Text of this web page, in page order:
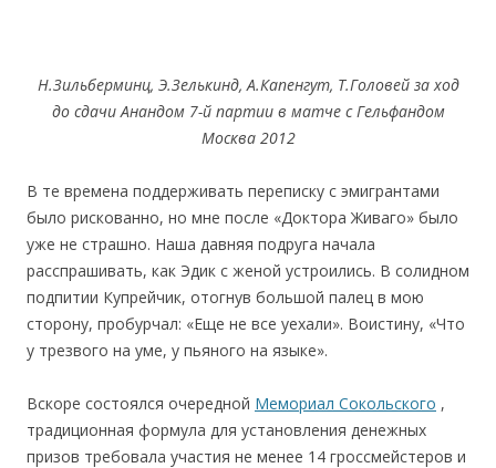
Н.Зильберминц, Э.Зелькинд, А.Капенгут, Т.Головей за ход
до сдачи Анандом 7-й партии в матче с Гельфандом
Москва 2012
В те времена поддерживать переписку с эмигрантами
было рискованно, но мне после «Доктора Живаго» было
уже не страшно. Наша давняя подруга начала
расспрашивать, как Эдик с женой устроились. В солидном
подпитии Купрейчик, отогнув большой палец в мою
сторону, пробурчал: «Еще не все уехали». Воистину, «Что
у трезвого на уме, у пьяного на языке».
Вскоре состоялся очередной Мемориал Сокольского ,
традиционная формула для установления денежных
призов требовала участия не менее 14 гроссмейстеров и